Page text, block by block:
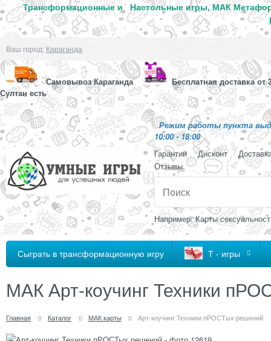
Трансформационные и Настольные игры, МАК
Ваш город: Караганда
Самовывоз Караганда
Бесплатная доставка от
Султан есть
Режим работы пункта
10:00 - 18:00
Гарантии
Дисконт
Отзывы
Например: Карты
Сыграть в трансформационную игру Т - игры
МАК Арт-коучинг Техники
Главная Каталог МАК карты Арт-коучинг Техники пРОСТых решений